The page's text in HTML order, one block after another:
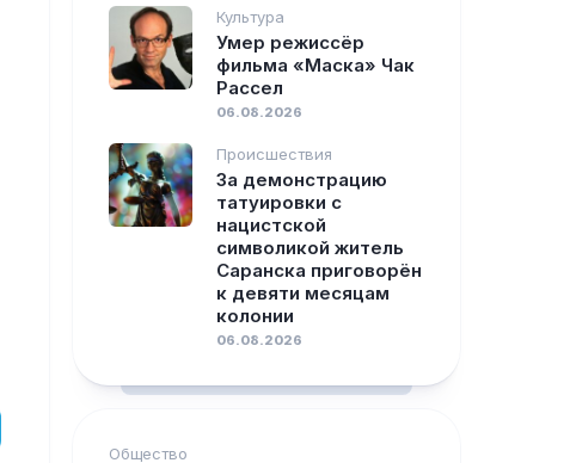
Культура
Умер режиссёр
фильма «Маска» Чак
Рассел
06.08.2026
Происшествия
За демонстрацию
татуировки с
нацистской
символикой житель
Саранска приговорён
к девяти месяцам
колонии
06.08.2026
Общество